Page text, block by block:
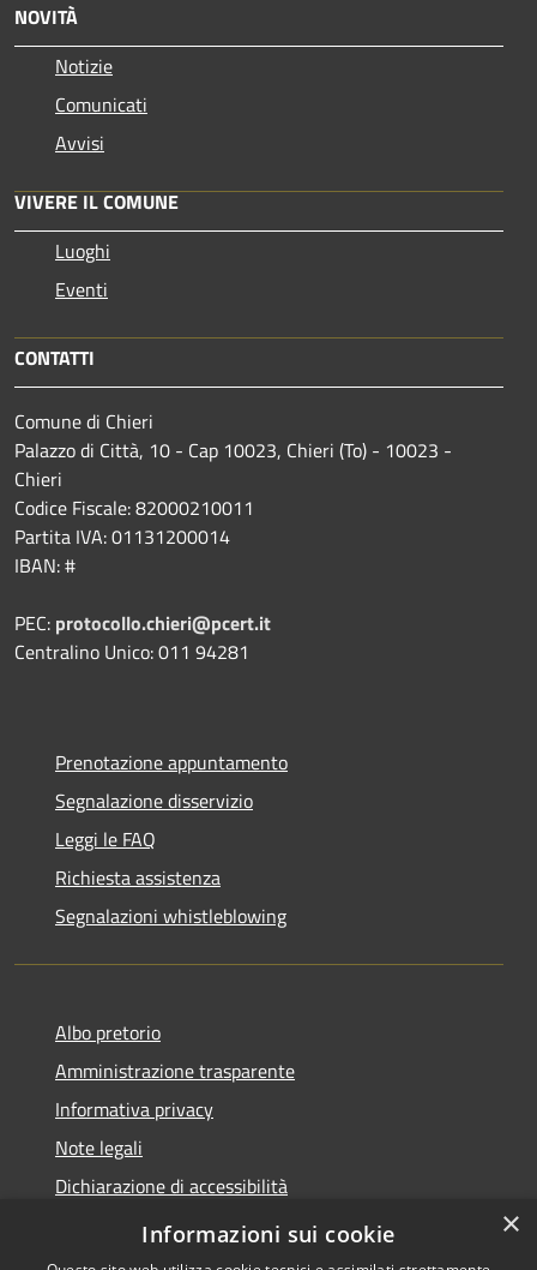
NOVITÀ
Notizie
Comunicati
Avvisi
VIVERE IL COMUNE
Luoghi
Eventi
CONTATTI
Comune di Chieri
Palazzo di Città, 10 - Cap 10023, Chieri (To) - 10023 -
Chieri
Codice Fiscale: 82000210011
Partita IVA: 01131200014
IBAN: #
PEC: protocollo.chieri@pcert.it
Centralino Unico: 011 94281
Prenotazione appuntamento
Segnalazione disservizio
Leggi le FAQ
Richiesta assistenza
Segnalazioni whistleblowing
Albo pretorio
Amministrazione trasparente
Informativa privacy
Note legali
Dichiarazione di accessibilità
Meccanismo di Feedback
×
Informazioni sui cookie